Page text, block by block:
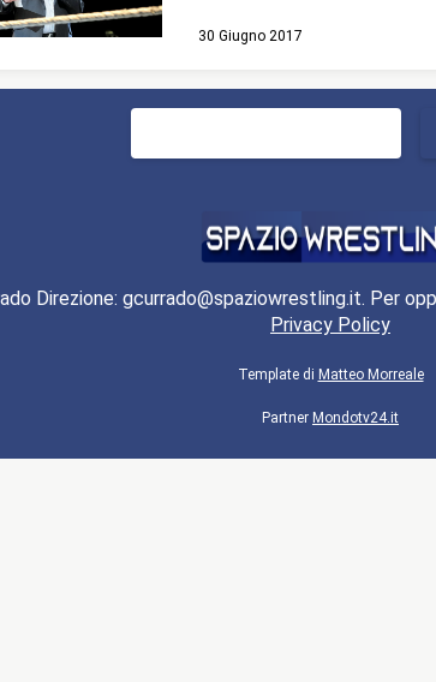
30 Giugno 2017
Direzione: gcurrado@spaziowrestling.it. Per
Privacy Policy
Template di Matteo Morreale
Partner Mondotv24.it